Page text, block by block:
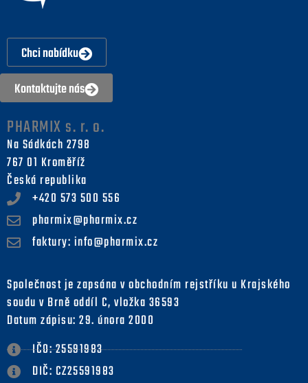
Chci nabídku
Kontaktujte nás
PHARMIX s. r. o.
Na Sádkách 2798
767 01 Kroměříž
Česká republika
+420 573 500 556
pharmix@pharmix.cz
faktury: info@pharmix.cz
Společnost je zapsána v obchodním rejstříku u Krajského
soudu v Brně oddíl C, vložka 36593
Datum zápisu: 29. února 2000
IČO: 25591983
DIČ: CZ25591983